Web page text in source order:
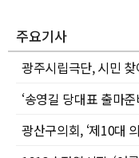
주요기사
광주시립극단, 시민 찾
‘송영길 당대표 출마
광산구의회, ‘제10대